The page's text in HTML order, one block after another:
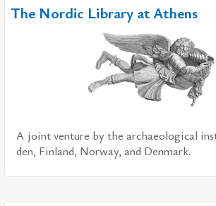
The Nordic Library at Athens
A jo­int ven­tu­re by the ar­chae­o­lo­gi­cal
den, Fin­land, Nor­way, and Den­mark.